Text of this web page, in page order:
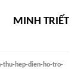
MINH TRIẾT
thu-hep-dien-ho-tro-